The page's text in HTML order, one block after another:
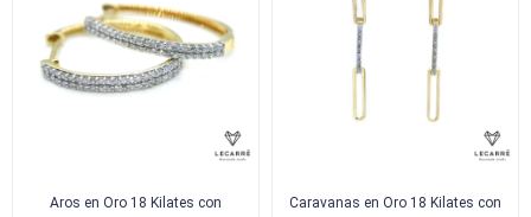
Aros en Oro 18 Kilates con
Caravanas en Oro 18 Kilates con